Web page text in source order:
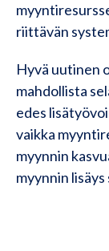
riittävän
Hyvä uutinen
mahdollista
edes
vaikka
myynnin
myynnin